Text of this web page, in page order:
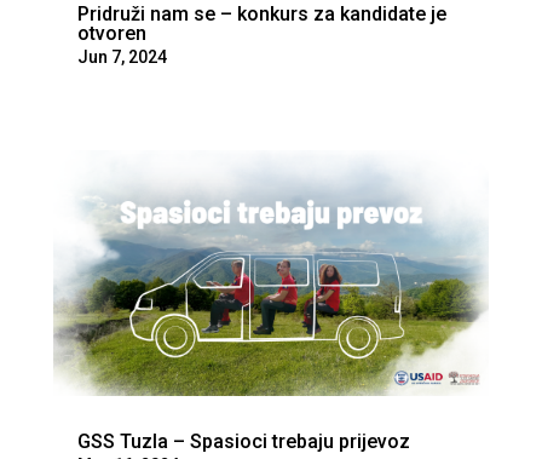
Pridruži nam se – konkurs za kandidate je
otvoren
Jun 7, 2024
GSS Tuzla – Spasioci trebaju prijevoz